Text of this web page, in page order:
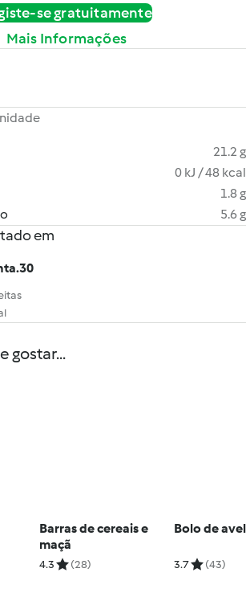
se gratuitamente
Mais Informações
21.2 g
0 kJ / 48 kcal
1.8 g
5.6 g
em
gostar...
Barras de cereais e
maçã
4.3 (28)
Bolo de
3.7 (43)